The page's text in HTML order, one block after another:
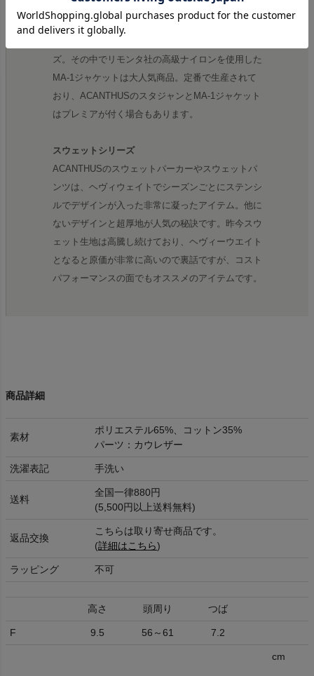
リモンタ MA-1
ズ。その中でリモンタ社の高級ナイロンを使用した
MA-1ジャケットは大人気商品。定番で生産されて
おり、ACANTHUSのスタジャンとMA-1ジャケット
はプレミアが付く場合もあります。
スウェットシリーズ
ACANTHUSのスウェットパーカーやスウェットパ
ンツは、ヘヴィウェイトでシーズンごとにステンシ
ルでデザインが入った非常に凝ったアイテム。他に
ないデザインと超厚地が人気の秘訣です。昨今スウ
ェット生地は高騰し続けており、ヘヴィーウエイト
となると原価が非常に高いので裏話ですが、コスト
パフォーマンスの面でもオススメのアイテムです。
商品詳細
素材
ポリエステル65%、コットン35%
パーツ：カウレザー
洗濯表記 手洗い
送料
全国一律880円
(5,500円以上送料無料)
返品交換
こちらは取り寄せ商品です。
(詳細はこちら)
ラッピング 不可
高さ 頭周り つば
F 9.5 56～61 7.2
cm